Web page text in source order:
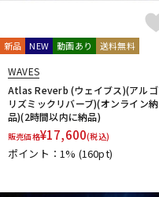
新品 NEW 動画あり 送料無料
WAVES
Atlas Reverb (ウェイブス)(アルゴ
リズミックリバーブ)(オンライン納
品)(2時間以内に納品)
販売価格¥17,600(税込)
ポイント：1% (160pt)